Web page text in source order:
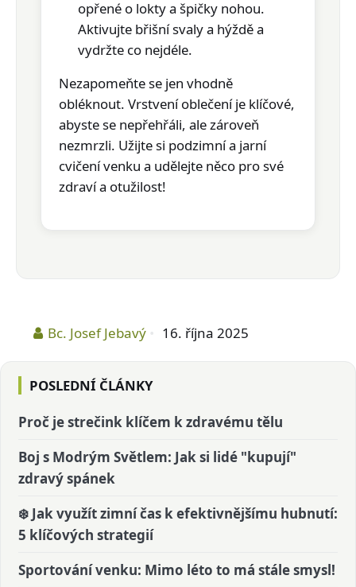
opřené o lokty a špičky nohou.
Aktivujte břišní svaly a hýždě a
vydržte co nejdéle.
Nezapomeňte se jen vhodně
obléknout. Vrstvení oblečení je klíčové,
abyste se nepřehřáli, ale zároveň
nezmrzli. Užijte si podzimní a jarní
cvičení venku a udělejte něco pro své
zdraví a otužilost!
Bc. Josef Jebavý 16. října 2025
POSLEDNÍ ČLÁNKY
Proč je strečink klíčem k zdravému tělu
Boj s Modrým Světlem: Jak si lidé "kupují"
zdravý spánek
❄️ Jak využít zimní čas k efektivnějšímu hubnutí:
5 klíčových strategií
Sportování venku: Mimo léto to má stále smysl!